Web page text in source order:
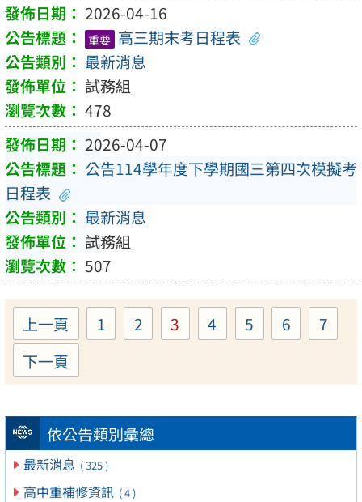
依公告類別彙總
最新消息 ( 325 )
高中重補修資訊 ( 4 )
2026-04-16
重要 高三期末考日程表
最新消息
試務組
478
2026-04-07
公告114學年度下學期國三第四次模擬考
日程表
最新消息
試務組
507
上一頁 Page
1 Page
2 Page
3 Page
4 Page
5 Page
6
7
下一頁